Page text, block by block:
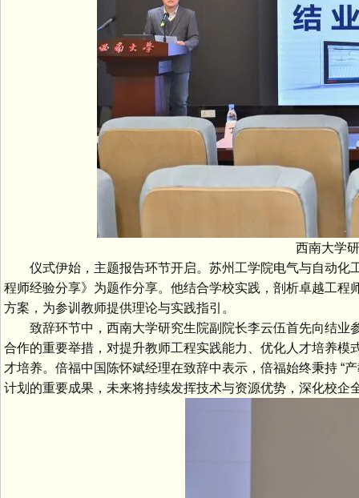
西南大学研
仪式伊始，主题报告环节开启。苏州工学院电气与自动化
程师经验分享》为题作分享。他结合学校实践，剖析卓越工
方案，为参训教师提供理论与实践指引。
致辞环节中，西南大学研究生院副院长李云伍首先向结业
合作的重要举措，对提升教师工程实践能力、优化人才培养
才培养。倍福中国陈怀斌经理在致辞中表示，倍福始终秉持 “
计划的重要成果，未来将持续发挥技术与资源优势，深化校企